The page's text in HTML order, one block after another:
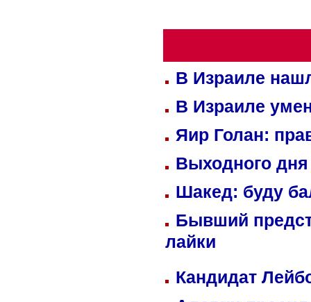
В Израиле
В Израиле
Яир Голан:
Выходного
Шакед: буду
Бывший
лайки
Кандидат